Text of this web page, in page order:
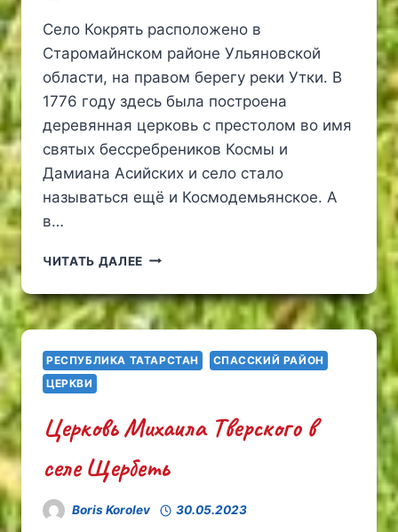
Село Кокрять расположено в
Старомайнском районе Ульяновской
области, на правом берегу реки Утки. В
1776 году здесь была построена
деревянная церковь с престолом во имя
святых бессребреников Космы и
Дамиана Асийских и село стало
называться ещё и Космодемьянское. А
в…
ЧИТАТЬ ДАЛЕЕ ХРАМ
И
ДАМИАНА
АСИЙСКИХ
В
СЕЛЕ
РЕСПУБЛИКА ТАТАРСТАН
СПАССКИЙ РАЙОН
ЦЕРКВИ
Церковь Михаила Тверского в
селе Щербеть
Boris Korolev 30.05.2023